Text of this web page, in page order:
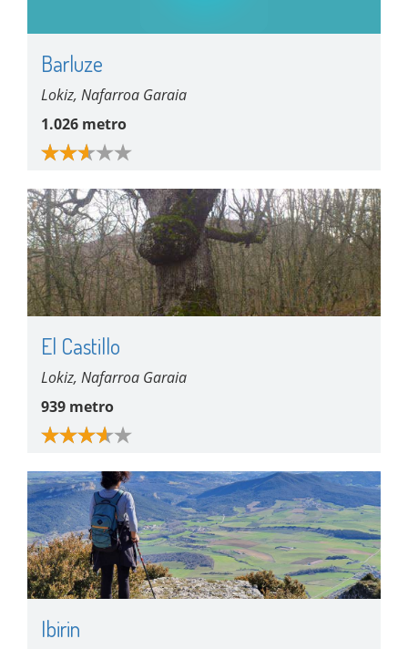
Barluze
Lokiz, Nafarroa Garaia
1.026 metro
El Castillo
Lokiz, Nafarroa Garaia
939 metro
Ibirin